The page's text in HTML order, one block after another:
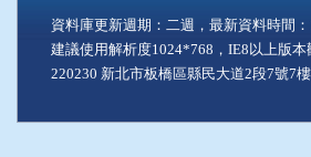
資料庫更新週期：二週，最新資料時間：
建議使用解析度1024*768，IE8以上版本
220230 新北市板橋區縣民大道2段7號7